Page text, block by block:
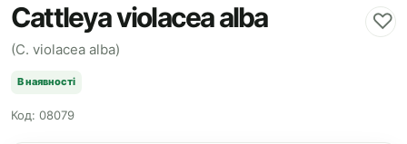
Cattleya violacea alba ♡
(C. violacea alba)
В наявності
Код: 08079